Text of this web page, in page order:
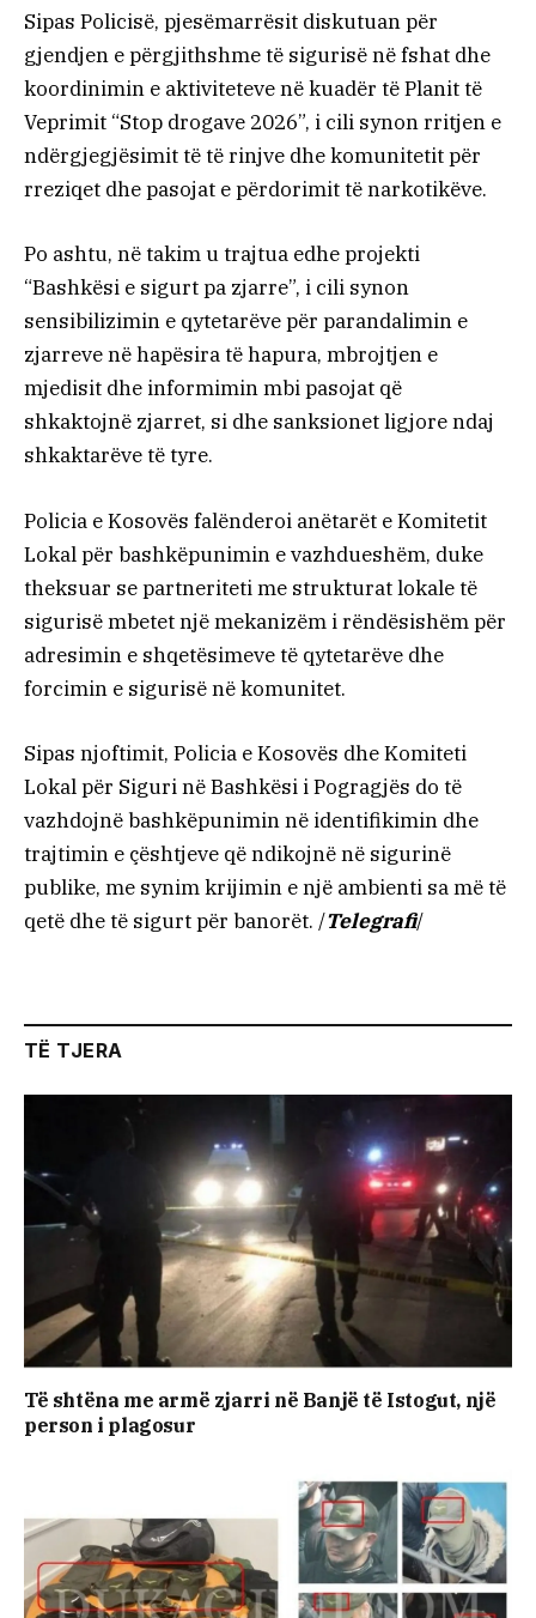
Sipas Policisë, pjesëmarrësit diskutuan për
gjendjen e përgjithshme të sigurisë në fshat dhe
koordinimin e aktiviteteve në kuadër të Planit të
Veprimit “Stop drogave 2026”, i cili synon rritjen e
ndërgjegjësimit të të rinjve dhe komunitetit për
rreziqet dhe pasojat e përdorimit të narkotikëve.
Po ashtu, në takim u trajtua edhe projekti
“Bashkësi e sigurt pa zjarre”, i cili synon
sensibilizimin e qytetarëve për parandalimin e
zjarreve në hapësira të hapura, mbrojtjen e
mjedisit dhe informimin mbi pasojat që
shkaktojnë zjarret, si dhe sanksionet ligjore ndaj
shkaktarëve të tyre.
Policia e Kosovës falënderoi anëtarët e Komitetit
Lokal për bashkëpunimin e vazhdueshëm, duke
theksuar se partneriteti me strukturat lokale të
sigurisë mbetet një mekanizëm i rëndësishëm për
adresimin e shqetësimeve të qytetarëve dhe
forcimin e sigurisë në komunitet.
Sipas njoftimit, Policia e Kosovës dhe Komiteti
Lokal për Siguri në Bashkësi i Pogragjës do të
vazhdojnë bashkëpunimin në identifikimin dhe
trajtimin e çështjeve që ndikojnë në sigurinë
publike, me synim krijimin e një ambienti sa më të
qetë dhe të sigurt për banorët. /Telegrafi/
TË TJERA
Të shtëna me armë zjarri në Banjë të Istogut, një
person i plagosur